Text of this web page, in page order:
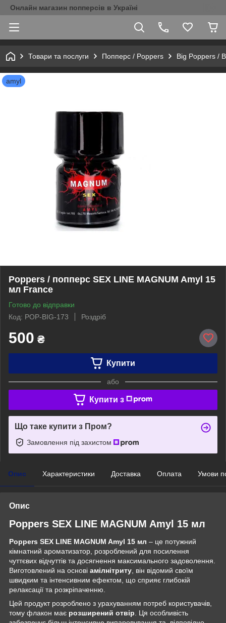
Онлайн магазин попперсів в Україні
Товари та послуги Попперс / Poppers Big Poppers /
amyl
Poppers / попперс SEX LINE MAGNUM Amyl 15
мл France
Готово до відправки
Код: POP-BIG-173
Роздріб
500 ₴
Купити
або
Купити з
Що таке купити з Пром?
Замовлення під захистом
Опис Характеристики Доставка Оплата Умови
Опис
Poppers SEX LINE MAGNUM Amyl 15 мл
Poppers SEX LINE MAGNUM Amyl 15 мл – це потужний
кімнатний ароматизатор, розроблений для посилення
чуттєвих відчуттів та досягнення максимального задоволення.
Виготовлений на основі амілнітриту, він відомий своїм
швидким та інтенсивним ефектом, що сприяє глибокій
релаксації та розкріпаченню.
Цей продукт розроблено з урахуванням потреб користувачів,
тому флакон має розширений отвір. Ця особливість